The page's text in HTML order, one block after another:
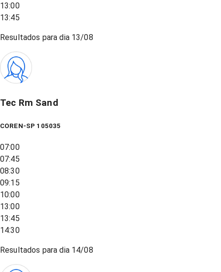
13:00
13:45
Resultados para dia 13/08
Tec Rm Sand
COREN-SP 105035
07:00
07:45
08:30
09:15
10:00
13:00
13:45
14:30
Resultados para dia 14/08